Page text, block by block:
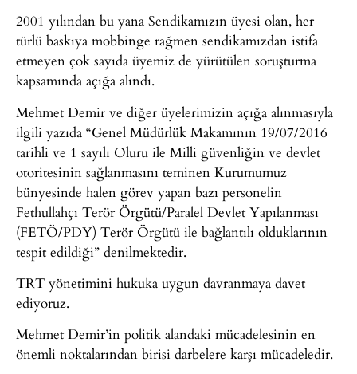
2001 yılından bu yana Sendikamızın üyesi olan, her
türlü baskıya mobbinge rağmen sendikamızdan istifa
etmeyen çok sayıda üyemiz de yürütülen soruşturma
kapsamında açığa alındı.
Mehmet Demir ve diğer üyelerimizin açığa alınmasıyla
ilgili yazıda “Genel Müdürlük Makamının 19/07/2016
tarihli ve 1 sayılı Oluru ile Milli güvenliğin ve devlet
otoritesinin sağlanmasını teminen Kurumumuz
bünyesinde halen görev yapan bazı personelin
Fethullahçı Terör Örgütü/Paralel Devlet Yapılanması
(FETÖ/PDY) Terör Örgütü ile bağlantılı olduklarının
tespit edildiği” denilmektedir.
TRT yönetimini hukuka uygun davranmaya davet
ediyoruz.
Mehmet Demir’in politik alandaki mücadelesinin en
önemli noktalarından birisi darbelere karşı mücadeledir.